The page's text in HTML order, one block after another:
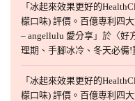
「冰起來效果更好的
檬口味) 評價。百億專利四
– angellulu 愛分享 」於〈好
理期、手腳冰冷、冬天必備
「冰起來效果更好的
檬口味) 評價。百億專利四